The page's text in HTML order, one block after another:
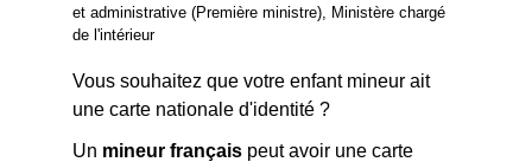
et administrative (Première ministre), Ministère chargé
de l'intérieur
Vous souhaitez que votre enfant mineur ait
une carte nationale d'identité ?
Un mineur français peut avoir une carte